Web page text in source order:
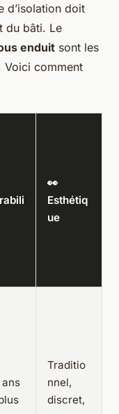
d’isolation doit
du bâti. Le
enduit sont les
Voici comment
👀
Esthétiq
ue
Traditio
nnel,
discret,